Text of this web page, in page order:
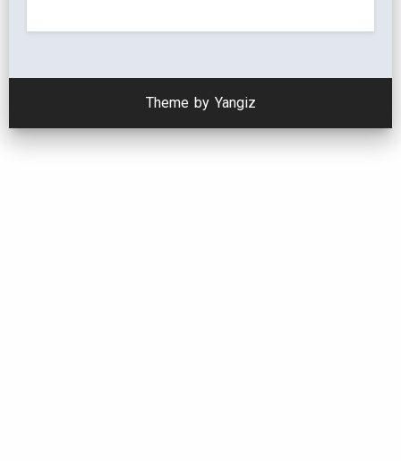
Theme by Yangiz